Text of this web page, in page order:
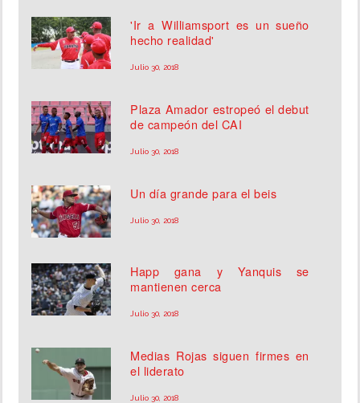
'Ir a Williamsport es un sueño
hecho realidad'
Julio 30, 2018
Plaza Amador estropeó el debut
de campeón del CAI
Julio 30, 2018
Un día grande para el beis
Julio 30, 2018
Happ gana y Yanquis se
mantienen cerca
Julio 30, 2018
Medias Rojas siguen firmes en
el liderato
Julio 30, 2018